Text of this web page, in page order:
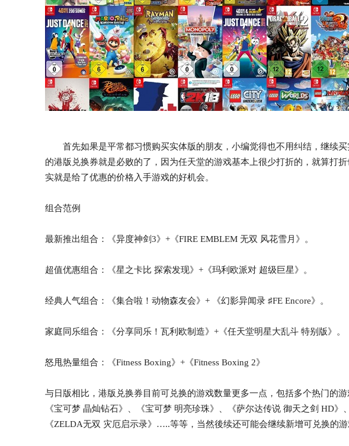
首先如果是平常都习惯购买实体版的朋友，小编觉得也不用纠结，继续买
的港版兑换券就是必败的了，因为任天堂的游戏基本上很少打折的，就算打
实就是给了优惠的价格入手游戏的好机会。
组合范例
最新推出组合：《异度神剑3》+《FIRE EMBLEM 无双 风花雪月》。
超值优惠组合：《星之卡比 探索发现》+《玛利欧派对 超级巨星》。
经典人气组合：《集合啦！动物森友会》+ 《幻影异闻录 ♯FE Encore》。
家庭同乐组合：《分享同乐！瓦利欧制造》+《任天堂明星大乱斗 特别版》。
怒甩热量组合：《Fitness Boxing》+《Fitness Boxing 2》
与日版相比，港版兑换券目前可兑换的游戏数量更多一点，包括多个热门的
《宝可梦 晶灿钻石》、《宝可梦 明亮珍珠》、《萨尔达传说 御天之剑 HD》
《ZELDA无双 灾厄启示录》…..等等，当然後续还可能会继续新增可兑换的游